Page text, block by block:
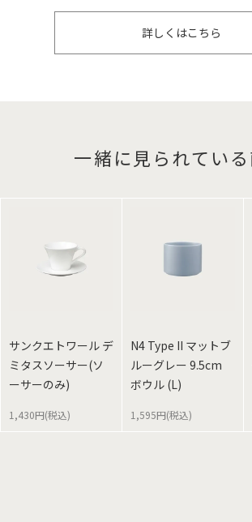
詳しくはこちら
一緒に見られてい
サンクエトワール デ
ミタスソーサー(ソ
ーサーのみ)
1,430円(税込)
N4 Type II マットブ
ルーグレー 9.5cm
ボウル (L)
1,595円(税込)